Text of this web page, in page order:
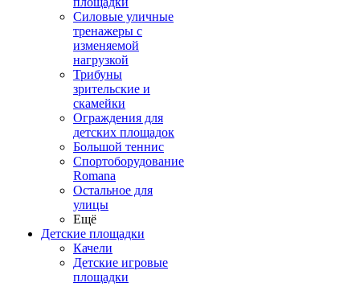
Силовые уличные
тренажеры с
изменяемой
нагрузкой
Трибуны
зрительские и
скамейки
Ограждения для
детских площадок
Большой теннис
Спортоборудование
Romana
Остальное для
улицы
Ещё
Детские площадки
Качели
Детские игровые
площадки